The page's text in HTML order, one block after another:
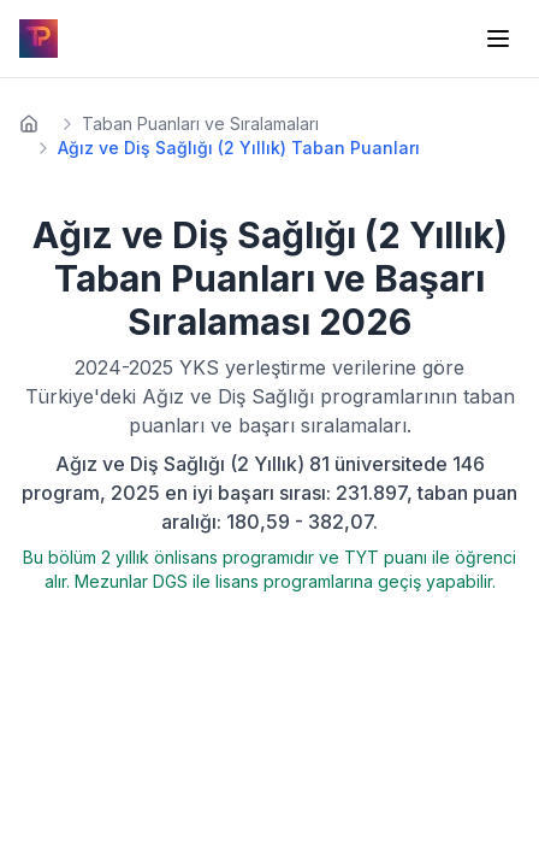
Taban Puanları ve Sıralamaları
Ağız ve Diş Sağlığı (2 Yıllık) Taban Puanları
Ağız ve Diş Sağlığı (2 Yıllık)
Taban Puanları ve Başarı
Sıralaması 2026
2024-2025 YKS yerleştirme verilerine göre
Türkiye'deki Ağız ve Diş Sağlığı programlarının taban
puanları ve başarı sıralamaları.
Ağız ve Diş Sağlığı (2 Yıllık) 81 üniversitede 146
program, 2025 en iyi başarı sırası: 231.897, taban puan
aralığı: 180,59 - 382,07.
Bu bölüm 2 yıllık önlisans programıdır ve TYT puanı ile öğrenci
alır. Mezunlar DGS ile lisans programlarına geçiş yapabilir.